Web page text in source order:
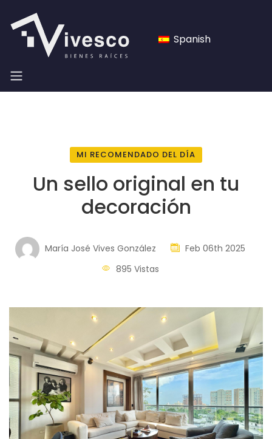
Spanish
MI RECOMENDADO DEL DÍA
Un sello original en tu
decoración
María José Vives González
Feb 06th 2025
895 Vistas